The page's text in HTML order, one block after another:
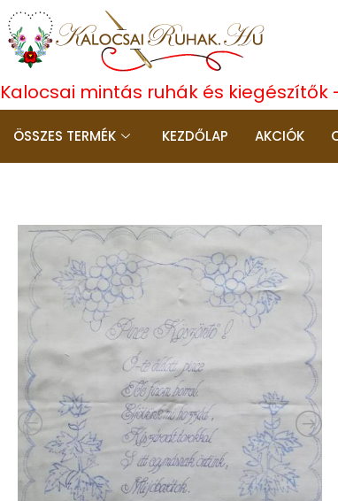
Kalocsai mintás ruhák és
ÖSSZES TERMÉK KEZDŐLAP AKCIÓK